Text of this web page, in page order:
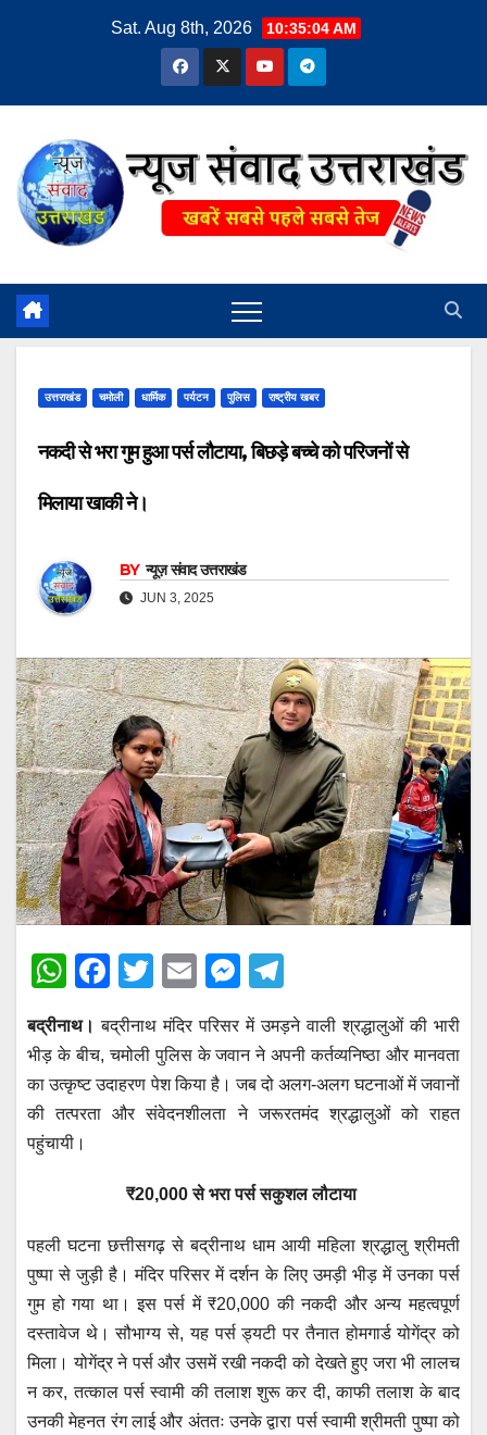
Sat. Aug 8th, 2026 10:35:05 AM
उत्तराखंड चमोली धार्मिक पर्यटन पुलिस राष्ट्रीय खबर
नकदी से भरा गुम हुआ पर्स लौटाया, बिछड़े बच्चे को परिजनों से
मिलाया खाकी ने।
BY न्यूज़ संवाद उत्तराखंड
JUN 3, 2025
W
at
s
A
p
F
c
e
b
o
T
tt
er
E
ail
M
e
ss
e
n
er
el
e
gr
a
बद्रीनाथ। बद्रीनाथ मंदिर परिसर में उमड़ने वाली श्रद्धालुओं की भारी
भीड़ के बीच, चमोली पुलिस के जवान ने अपनी कर्तव्यनिष्ठा और मानवता
का उत्कृष्ट उदाहरण पेश किया है। जब दो अलग-अलग घटनाओं में जवानों
की तत्परता और संवेदनशीलता ने जरूरतमंद श्रद्धालुओं को राहत
पहुंचायी।
₹20,000 से भरा पर्स सकुशल लौटाया
पहली घटना छत्तीसगढ़ से बद्रीनाथ धाम आयी महिला श्रद्धालु श्रीमती
पुष्पा से जुड़ी है। मंदिर परिसर में दर्शन के लिए उमड़ी भीड़ में उनका पर्स
गुम हो गया था। इस पर्स में ₹20,000 की नकदी और अन्य महत्वपूर्ण
दस्तावेज थे। सौभाग्य से, यह पर्स ड्यटी पर तैनात होमगार्ड योगेंद्र को
मिला। योगेंद्र ने पर्स और उसमें रखी नकदी को देखते हुए जरा भी लालच
न कर, तत्काल पर्स स्वामी की तलाश शुरू कर दी, काफी तलाश के बाद
उनकी मेहनत रंग लाई और अंततः उनके द्वारा पर्स स्वामी श्रीमती पुष्पा को